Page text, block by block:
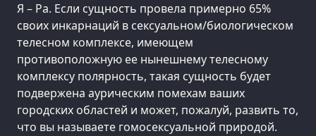
Я – Ра. Если сущность провела примерно 65%
своих инкарнаций в сексуальном/биологическом
телесном комплексе, имеющем
противоположную ее нынешнему телесному
комплексу полярность, такая сущность будет
подвержена аурическим помехам ваших
городских областей и может, пожалуй, развить то,
что вы называете гомосексуальной природой.